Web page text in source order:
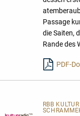
Passage
die Saiten,
Rande des
PDF-
RBB